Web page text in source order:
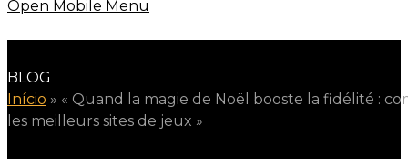
Open Mobile Menu
BLOG
Início » « Quand la magie de Noël booste la fidélité :
les meilleurs sites de jeux »